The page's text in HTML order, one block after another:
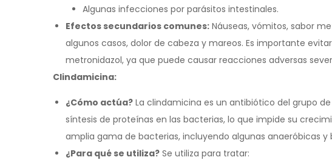
Algunas infecciones por parásitos intestinales.
Efectos secundarios comunes: Náuseas, vómitos, sabor
algunos casos, dolor de cabeza y mareos. Es importante
metronidazol, ya que puede causar reacciones adversas
Clindamicina:
¿Cómo actúa? La clindamicina es un antibiótico del grupo
síntesis de proteínas en las bacterias, lo que impide su
amplia gama de bacterias, incluyendo algunas anaeróbicas y
¿Para qué se utiliza? Se utiliza para tratar: